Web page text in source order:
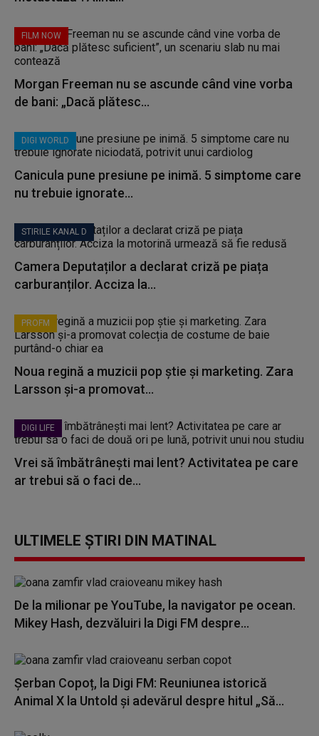
FILM NOW
Morgan Freeman nu se ascunde când vine vorba
de bani: „Dacă plătesc...
DIGI WORLD
Canicula pune presiune pe inimă. 5 simptome care
nu trebuie ignorate...
STIRILE KANAL D
Camera Deputaților a declarat criză pe piața
carburanților. Acciza la...
PROFM
Noua regină a muzicii pop știe și marketing. Zara
Larsson și-a promovat...
DIGI LIFE
Vrei să îmbătrânești mai lent? Activitatea pe care
ar trebui să o faci de...
ULTIMELE ȘTIRI DIN MATINAL
De la milionar pe YouTube, la navigator pe ocean.
Mikey Hash, dezvăluiri la Digi FM despre...
Șerban Copoț, la Digi FM: Reuniunea istorică
Animal X la Untold și adevărul despre hitul „Să...